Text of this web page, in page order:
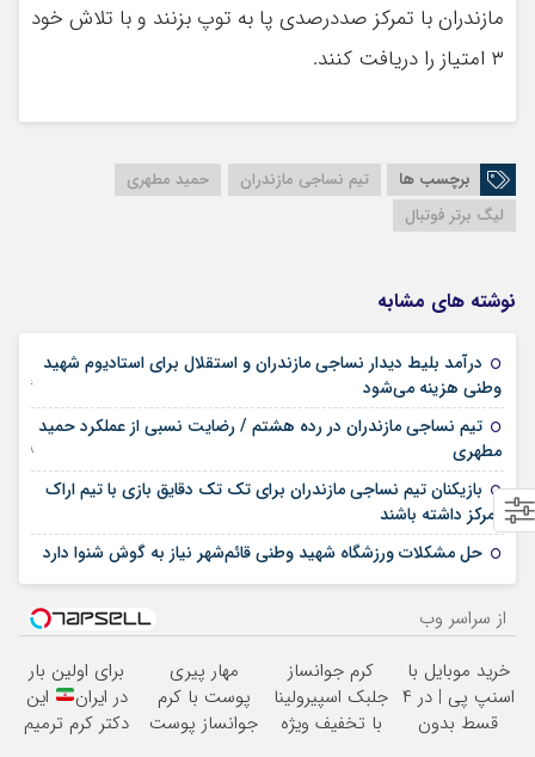
مازندران با تمرکز صددرصدی پا به توپ بزنند و با تلاش خود
۳ امتیاز را دریافت کنند.
برچسب ها تیم نساجی مازندران
حمید مطهری
لیگ برتر فوتبال
نوشته های مشابه
درآمد بلیط دیدار نساجی مازندران و استقلال برای استادیوم شهید
وطنی هزینه می‌شود
26 فوریه 2023
تیم نساجی مازندران در رده هشتم / رضایت نسبی از عملکرد حمید
مطهری
08 ژانویه 2023
بازیکنان تیم نساجی مازندران برای تک تک دقایق بازی با تیم اراک
تمرکز داشته باشند
حل مشکلات ورزشگاه شهید وطنی قائم‌شهر نیاز به گوش شنوا دارد
از سراسر وب
خرید موبایل با
اسنپ پی | در ۴
قسط بدون
کرم جوانساز
جلبک اسپیرولینا
با تخفیف ویژه
مهار پیری
پوست با کرم
جوانساز پوست
برای اولین بار
در ایران
این
دکتر کرم ترمیم